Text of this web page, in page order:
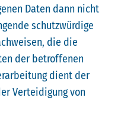
Daten dann nicht
schutzwürdige
die die
der betroffenen
dient der
Verteidigung von